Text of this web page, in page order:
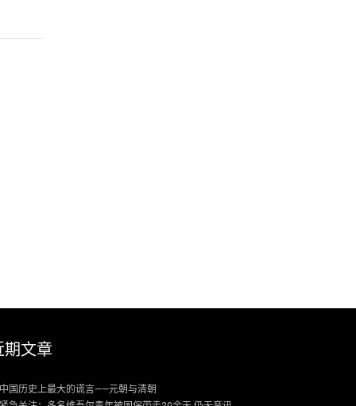
期文章
中国历史上最大的谎言——元朝与清朝